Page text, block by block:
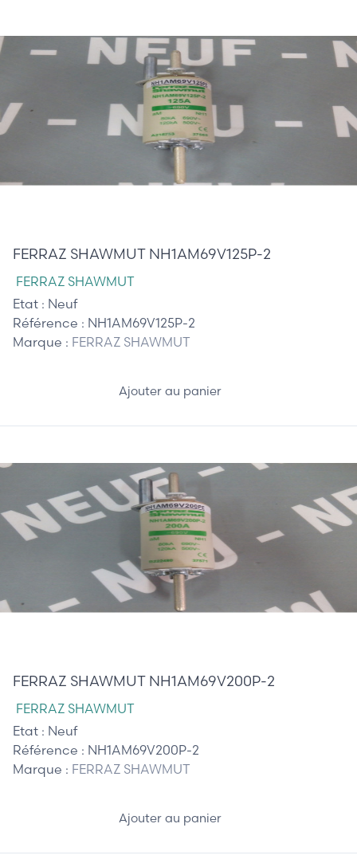
FERRAZ SHAWMUT NH1AM69V125P-2
FERRAZ SHAWMUT
Etat : Neuf
Référence : NH1AM69V125P-2
Marque : FERRAZ SHAWMUT
Ajouter au panier
FERRAZ SHAWMUT NH1AM69V200P-2
FERRAZ SHAWMUT
Etat : Neuf
Référence : NH1AM69V200P-2
Marque : FERRAZ SHAWMUT
Ajouter au panier